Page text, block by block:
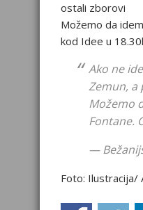
ostali zborovi
Možemo da
kod Idee u
Ako ne
Zemun, a
Možemo
Fontane.
—
Foto: Ilustracija/